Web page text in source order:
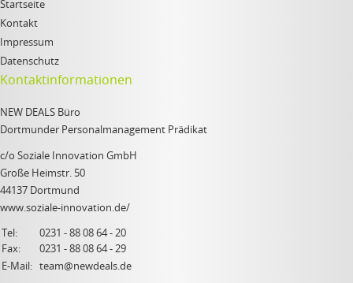
Startseite
Kontakt
Impressum
Datenschutz
Kontaktinformationen
NEW DEALS Büro
Dortmunder Personalmanagement Prädikat
c/o Soziale Innovation GmbH
Große Heimstr. 50
44137 Dortmund
www.soziale-innovation.de/
Tel:
0231 - 88 08 64 - 20
Fax:
0231 - 88 08 64 - 29
E-Mail:
team@newdeals.de